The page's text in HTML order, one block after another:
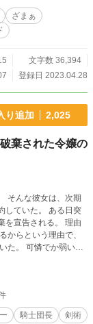
する。 ※カク
ざまぁ
文字数 36,394
登録日 2023.04.28
り追加 2,025
棄された令嬢の
そんな彼女は、次期
。 ある日突
を宣告される。 理由
からという理由で、
かった。
騎士団長
剣術